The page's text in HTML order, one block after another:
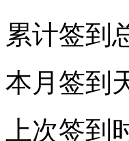
累计签到
本月签到
上次签到